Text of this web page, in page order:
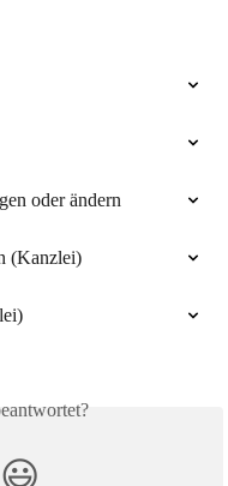
oder ändern
(Kanzlei)
😃